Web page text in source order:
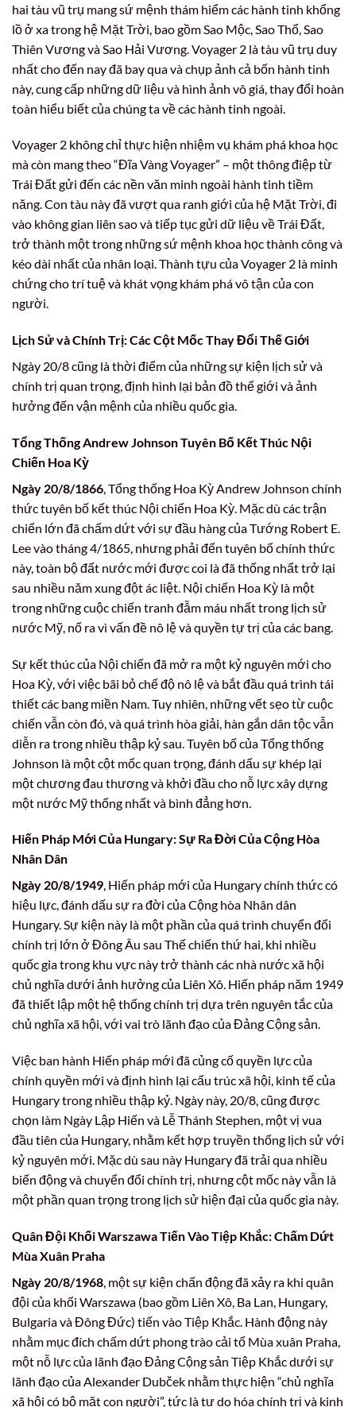
hai tàu vũ trụ mang sứ mệnh thám hiểm các hành tinh khổng
lồ ở xa trong hệ Mặt Trời, bao gồm Sao Mộc, Sao Thổ, Sao
Thiên Vương và Sao Hải Vương. Voyager 2 là tàu vũ trụ duy
nhất cho đến nay đã bay qua và chụp ảnh cả bốn hành tinh
này, cung cấp những dữ liệu và hình ảnh vô giá, thay đổi hoàn
toàn hiểu biết của chúng ta về các hành tinh ngoài.
Voyager 2 không chỉ thực hiện nhiệm vụ khám phá khoa học
mà còn mang theo “Đĩa Vàng Voyager” – một thông điệp từ
Trái Đất gửi đến các nền văn minh ngoài hành tinh tiềm
năng. Con tàu này đã vượt qua ranh giới của hệ Mặt Trời, đi
vào không gian liên sao và tiếp tục gửi dữ liệu về Trái Đất,
trở thành một trong những sứ mệnh khoa học thành công và
kéo dài nhất của nhân loại. Thành tựu của Voyager 2 là minh
chứng cho trí tuệ và khát vọng khám phá vô tận của con
người.
Lịch Sử và Chính Trị: Các Cột Mốc Thay Đổi Thế Giới
Ngày 20/8 cũng là thời điểm của những sự kiện lịch sử và
chính trị quan trọng, định hình lại bản đồ thế giới và ảnh
hưởng đến vận mệnh của nhiều quốc gia.
Tổng Thống Andrew Johnson Tuyên Bố Kết Thúc Nội
Chiến Hoa Kỳ
Ngày 20/8/1866, Tổng thống Hoa Kỳ Andrew Johnson chính
thức tuyên bố kết thúc Nội chiến Hoa Kỳ. Mặc dù các trận
chiến lớn đã chấm dứt với sự đầu hàng của Tướng Robert E.
Lee vào tháng 4/1865, nhưng phải đến tuyên bố chính thức
này, toàn bộ đất nước mới được coi là đã thống nhất trở lại
sau nhiều năm xung đột ác liệt. Nội chiến Hoa Kỳ là một
trong những cuộc chiến tranh đẫm máu nhất trong lịch sử
nước Mỹ, nổ ra vì vấn đề nô lệ và quyền tự trị của các bang.
Sự kết thúc của Nội chiến đã mở ra một kỷ nguyên mới cho
Hoa Kỳ, với việc bãi bỏ chế độ nô lệ và bắt đầu quá trình tái
thiết các bang miền Nam. Tuy nhiên, những vết sẹo từ cuộc
chiến vẫn còn đó, và quá trình hòa giải, hàn gắn dân tộc vẫn
diễn ra trong nhiều thập kỷ sau. Tuyên bố của Tổng thống
Johnson là một cột mốc quan trọng, đánh dấu sự khép lại
một chương đau thương và khởi đầu cho nỗ lực xây dựng
một nước Mỹ thống nhất và bình đẳng hơn.
Hiến Pháp Mới Của Hungary: Sự Ra Đời Của Cộng Hòa
Nhân Dân
Ngày 20/8/1949, Hiến pháp mới của Hungary chính thức có
hiệu lực, đánh dấu sự ra đời của Cộng hòa Nhân dân
Hungary. Sự kiện này là một phần của quá trình chuyển đổi
chính trị lớn ở Đông Âu sau Thế chiến thứ hai, khi nhiều
quốc gia trong khu vực này trở thành các nhà nước xã hội
chủ nghĩa dưới ảnh hưởng của Liên Xô. Hiến pháp năm 1949
đã thiết lập một hệ thống chính trị dựa trên nguyên tắc của
chủ nghĩa xã hội, với vai trò lãnh đạo của Đảng Cộng sản.
Việc ban hành Hiến pháp mới đã củng cố quyền lực của
chính quyền mới và định hình lại cấu trúc xã hội, kinh tế của
Hungary trong nhiều thập kỷ. Ngày này, 20/8, cũng được
chọn làm Ngày Lập Hiến và Lễ Thánh Stephen, một vị vua
đầu tiên của Hungary, nhằm kết hợp truyền thống lịch sử với
kỷ nguyên mới. Mặc dù sau này Hungary đã trải qua nhiều
biến động và chuyển đổi chính trị, nhưng cột mốc này vẫn là
một phần quan trọng trong lịch sử hiện đại của quốc gia này.
Quân Đội Khối Warszawa Tiến Vào Tiệp Khắc: Chấm Dứt
Mùa Xuân Praha
Ngày 20/8/1968, một sự kiện chấn động đã xảy ra khi quân
đội của khối Warszawa (bao gồm Liên Xô, Ba Lan, Hungary,
Bulgaria và Đông Đức) tiến vào Tiệp Khắc. Hành động này
nhằm mục đích chấm dứt phong trào cải tổ Mùa xuân Praha,
một nỗ lực của lãnh đạo Đảng Cộng sản Tiệp Khắc dưới sự
lãnh đạo của Alexander Dubček nhằm thực hiện “chủ nghĩa
xã hội có bộ mặt con người”, tức là tự do hóa chính trị và kinh